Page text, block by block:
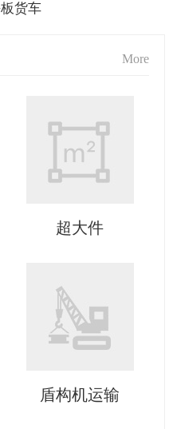
货车
More
超大件
盾构机运输